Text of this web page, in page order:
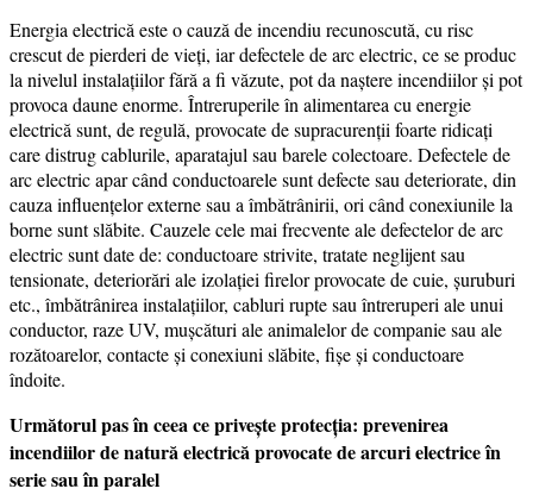
Energia electrică este o cauză de incendiu recunoscută, cu risc
crescut de pierderi de vieți, iar defectele de arc electric, ce se produc
la nivelul instalațiilor fără a fi văzute, pot da naștere incendiilor și pot
provoca daune enorme. Întreruperile în alimentarea cu energie
electrică sunt, de regulă, provocate de supracurenții foarte ridicați
care distrug cablurile, aparatajul sau barele colectoare. Defectele de
arc electric apar când conductoarele sunt defecte sau deteriorate, din
cauza influențelor externe sau a îmbătrânirii, ori când conexiunile la
borne sunt slăbite. Cauzele cele mai frecvente ale defectelor de arc
electric sunt date de: conductoare strivite, tratate neglijent sau
tensionate, deteriorări ale izolației firelor provocate de cuie, șuruburi
etc., îmbătrânirea instalațiilor, cabluri rupte sau întreruperi ale unui
conductor, raze UV, mușcături ale animalelor de companie sau ale
rozătoarelor, contacte și conexiuni slăbite, fișe și conductoare
îndoite.
Următorul pas în ceea ce privește protecția: prevenirea
incendiilor de natură electrică provocate de arcuri electrice în
serie sau în paralel